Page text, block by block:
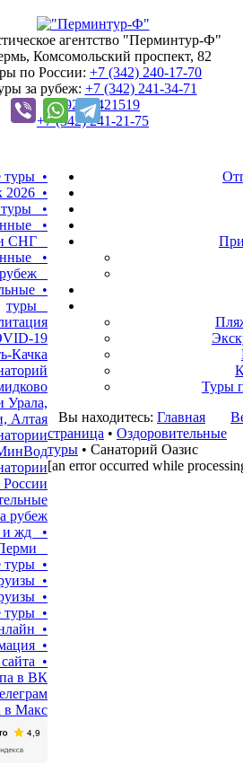
агентство "Перминтур-Ф"
Комсомольский проспект, 82
по России: +7 (342) 240-17-70
за рубеж: +7 (342) 241-34-71
+7 922 2421519
+7 (342)241-21-75
•
2026 •
•
•
и СНГ
•
•
туры
19
Качка
Урала,
Алтая
России
рубеж
и жд •
туры •
•
•
туры •
•
•
•
Туры
Вы находитесь: Главная
страница • Оздоровительные
туры • Санаторий Оазис
[an error occurred while